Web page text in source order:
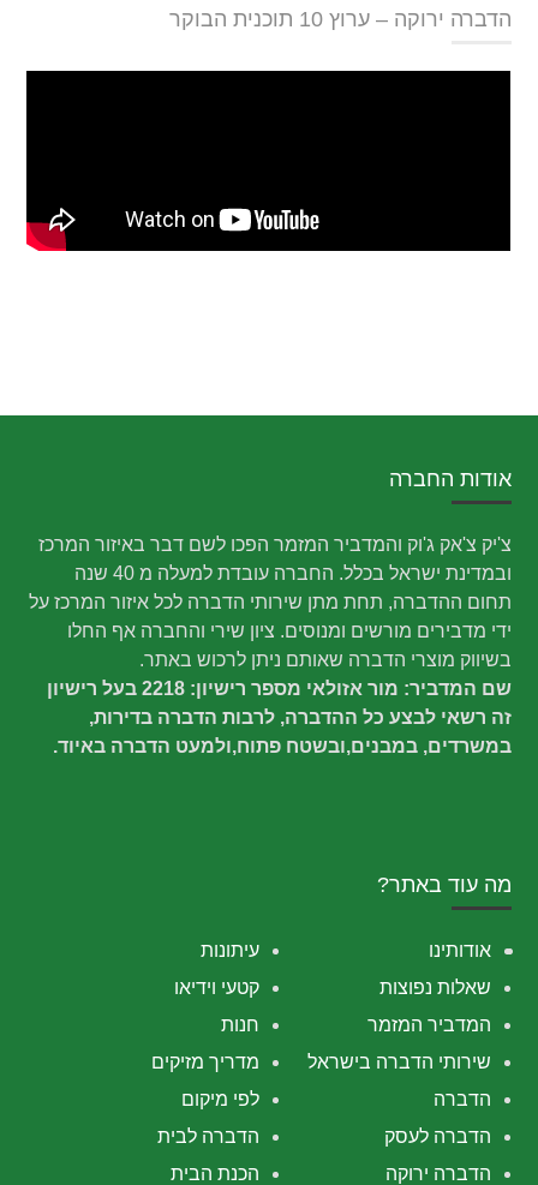
הדברה ירוקה – ערוץ 10 תוכנית הבוקר
אודות החברה
צ'יק צ'אק ג'וק והמדביר המזמר הפכו לשם דבר באיזור המרכז
ובמדינת ישראל בכלל. החברה עובדת למעלה מ 40 שנה
תחום ההדברה, תחת מתן שירותי הדברה לכל איזור המרכז על
ידי מדבירים מורשים ומנוסים. ציון שירי והחברה אף החלו
בשיווק מוצרי הדברה שאותם ניתן לרכוש באתר.
שם המדביר: מור אזולאי מספר רישיון: 2218 בעל רישיון
זה רשאי לבצע כל ההדברה, לרבות הדברה בדירות,
במשרדים, במבנים,ובשטח פתוח,ולמעט הדברה באיוד.
מה עוד באתר?
עיתונות
אודותינו
קטעי וידיאו
שאלות נפוצות
חנות
המדביר המזמר
מדריך מזיקים
שירותי הדברה בישראל
לפי מיקום
הדברה
הדברה לבית
הדברה לעסק
הכנת הבית
הדברה ירוקה